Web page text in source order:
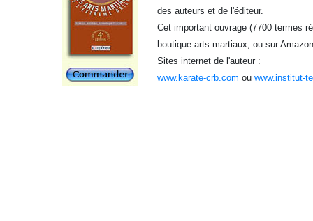
des auteurs et de l'éditeur.
Cet important ouvrage (7700 termes
boutique arts martiaux, ou sur
Sites internet de l'auteur :
www.karate-crb.com ou www.institut-